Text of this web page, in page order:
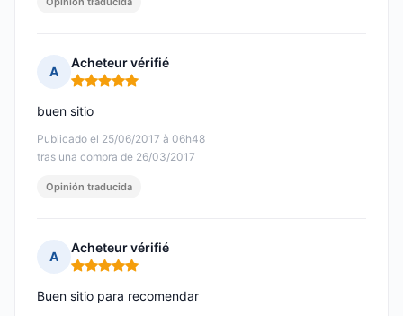
A
Acheteur vérifié
Nota: 5 de 5
Publicado el 25/06/2017 à 06h48
tras una compra de 26/03/2017
buen sitio
Opinión traducida
A
Acheteur vérifié
Nota: 5 de 5
Buen sitio para recomendar